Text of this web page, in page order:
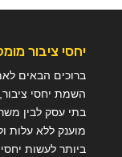
יחסי ציבור
ברוכים הבאים
השמת יחסי ציבור,
בתי עסק לבין
מוענק ללא עלות
ביותר לעשות יחסי